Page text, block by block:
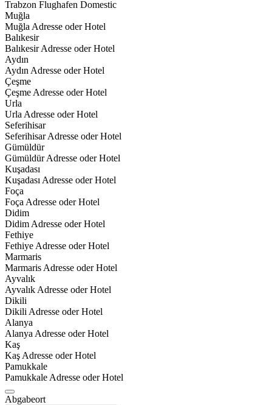
Trabzon Flughafen Domestic
Muğla
Muğla Adresse oder Hotel
Balıkesir
Balıkesir Adresse oder Hotel
Aydın
Aydın Adresse oder Hotel
Çeşme
Çeşme Adresse oder Hotel
Urla
Urla Adresse oder Hotel
Seferihisar
Seferihisar Adresse oder Hotel
Gümüldür
Gümüldür Adresse oder Hotel
Kuşadası
Kuşadası Adresse oder Hotel
Foça
Foça Adresse oder Hotel
Didim
Didim Adresse oder Hotel
Fethiye
Fethiye Adresse oder Hotel
Marmaris
Marmaris Adresse oder Hotel
Ayvalık
Ayvalık Adresse oder Hotel
Dikili
Dikili Adresse oder Hotel
Alanya
Alanya Adresse oder Hotel
Kaş
Kaş Adresse oder Hotel
Pamukkale
Pamukkale Adresse oder Hotel
Abgabeort